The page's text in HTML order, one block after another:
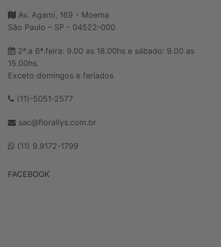
Av. Agami, 169 - Moema
São Paulo – SP - 04522-000
2ª.a 6ª.feira: 9.00 as 18.00hs e sábado: 9.00 as
15.00hs.
Exceto domingos e feriados
(11)-5051-2577
sac@florallys.com.br
(11) 9.9172-1799
FACEBOOK